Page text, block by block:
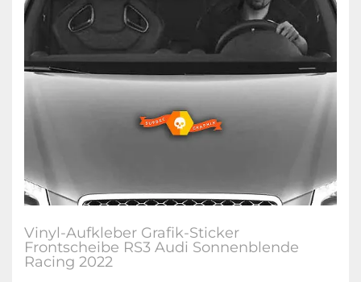
Vinyl-Aufkleber Grafik-Sticker
Frontscheibe RS3 Audi Sonnenblende
Racing 2022